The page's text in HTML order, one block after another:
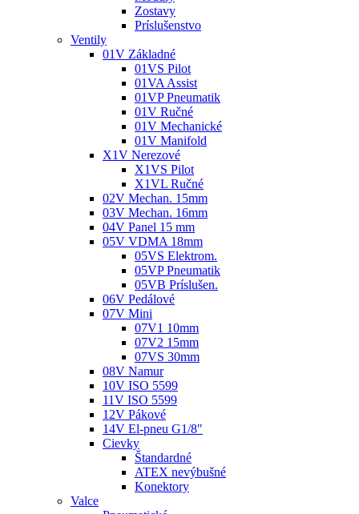
Zostavy
Príslušenstvo
Ventily
01V Základné
01VS Pilot
01VA Assist
01VP Pneumatik
01V Ručné
01V Mechanické
01V Manifold
X1V Nerezové
X1VS Pilot
X1VL Ručné
02V Mechan. 15mm
03V Mechan. 16mm
04V Panel 15 mm
05V VDMA 18mm
05VS Elektrom.
05VP Pneumatik
05VB Príslušen.
06V Pedálové
07V Mini
07V1 10mm
07V2 15mm
07VS 30mm
08V Namur
10V ISO 5599
11V ISO 5599
12V Pákové
14V El-pneu G1/8"
Cievky
Štandardné
ATEX nevýbušné
Konektory
Valce